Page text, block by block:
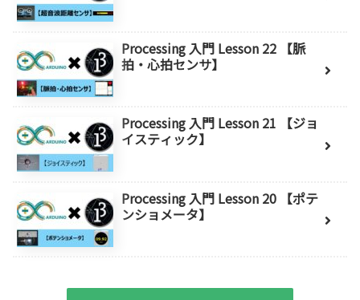
Processing 入門 Lesson 22 【脈
拍・心拍センサ】
Processing 入門 Lesson 21 【ジョ
イスティック】
Processing 入門 Lesson 20 【ポテ
ンショメータ】